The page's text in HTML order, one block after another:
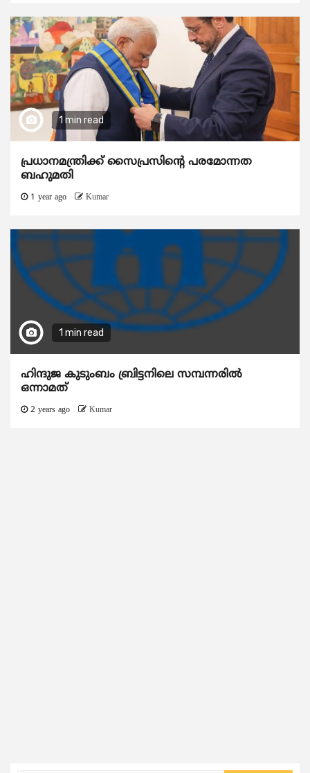
1 min read
പ്രധാനമന്ത്രിക്ക് സൈപ്രസിന്റെ ​പരമോന്നത
ബഹുമതി
1 year ago Kumar
1 min read
ഹിന്ദുജ കുടുംബം ബ്രിട്ടനിലെ സമ്പന്നരില്‍
ഒന്നാമത്
2 years ago Kumar